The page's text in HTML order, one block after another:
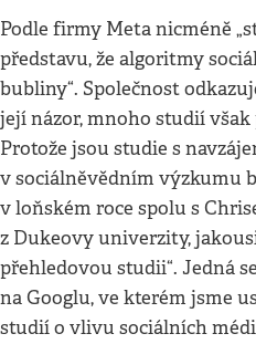
Podle firmy Meta nicméně
představu, že algoritmy
bubliny“. Společnost
její názor, mnoho studií
Protože jsou studie s
v sociálněvědním výzkumu
v loňském roce spolu s
z Dukeovy univerzity,
přehledovou studii“. Jedná
na Googlu, ve kterém jsme
studií o vlivu sociálních